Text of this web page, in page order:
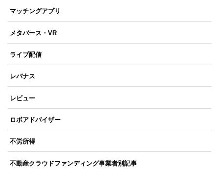
マッチングアプリ
メタバース・VR
ライブ配信
レバナス
レビュー
ロボアドバイザー
不労所得
不動産クラウドファンディング事業者別記事